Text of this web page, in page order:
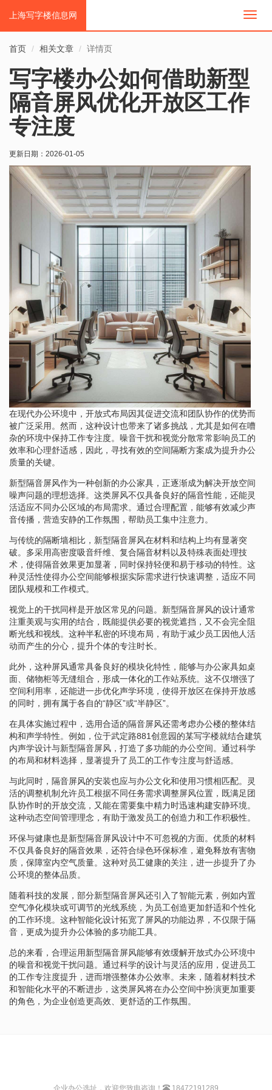
切
上海写字楼信息网
首页 相关文章 详情页
写字楼办公如何借助新型
隔音屏风优化开放区工作
专注度
更新日期： 2026-01-05
在现代办公环境中，开放式布局因其促进交流和团队协作的优势而
被广泛采用。然而，这种设计也带来了诸多挑战，尤其是如何在嘈
杂的环境中保持工作专注度。噪音干扰和视觉分散常常影响员工的
效率和心理舒适感，因此，寻找有效的空间隔断方案成为提升办公
质量的关键。
新型隔音屏风作为一种创新的办公家具，正逐渐成为解决开放空间
噪声问题的理想选择。这类屏风不仅具备良好的隔音性能，还能灵
活适应不同办公区域的布局需求。通过合理配置，能够有效减少声
音传播，营造安静的工作氛围，帮助员工集中注意力。
与传统的隔断墙相比，新型隔音屏风在材料和结构上均有显著突
破。多采用高密度吸音纤维、复合隔音材料以及特殊表面处理技
术，使得隔音效果更加显著，同时保持轻便和易于移动的特性。这
种灵活性使得办公空间能够根据实际需求进行快速调整，适应不同
团队规模和工作模式。
视觉上的干扰同样是开放区常见的问题。新型隔音屏风的设计通常
注重美观与实用的结合，既能提供必要的视觉遮挡，又不会完全阻
断光线和视线。这种半私密的环境布局，有助于减少员工因他人活
动而产生的分心，提升个体的专注时长。
此外，这种屏风通常具备良好的模块化特性，能够与办公家具如桌
面、储物柜等无缝组合，形成一体化的工作站系统。这不仅增强了
空间利用率，还能进一步优化声学环境，使得开放区在保持开放感
的同时，拥有属于各自的“静区”或“半静区”。
在具体实施过程中，选用合适的隔音屏风还需考虑办公楼的整体结
构和声学特性。例如，位于武定路881创意园的某写字楼就结合建筑
内声学设计与新型隔音屏风，打造了多功能的办公空间。通过科学
的布局和材料选择，显著提升了员工的工作专注度与舒适感。
与此同时，隔音屏风的安装也应与办公文化和使用习惯相匹配。灵
活的调整机制允许员工根据不同任务需求调整屏风位置，既满足团
队协作时的开放交流，又能在需要集中精力时迅速构建安静环境。
这种动态空间管理理念，有助于激发员工的创造力和工作积极性。
环保与健康也是新型隔音屏风设计中不可忽视的方面。优质的材料
不仅具备良好的隔音效果，还符合绿色环保标准，避免释放有害物
质，保障室内空气质量。这种对员工健康的关注，进一步提升了办
公环境的整体品质。
随着科技的发展，部分新型隔音屏风还引入了智能元素，例如内置
空气净化模块或可调节的光线系统，为员工创造更加舒适和个性化
的工作环境。这种智能化设计拓宽了屏风的功能边界，不仅限于隔
音，更成为提升办公体验的多功能工具。
总的来看，合理运用新型隔音屏风能够有效缓解开放式办公环境中
的噪音和视觉干扰问题。通过科学的设计与灵活的应用，促进员工
的工作专注度提升，进而增强整体办公效率。未来，随着材料技术
和智能化水平的不断进步，这类屏风将在办公空间中扮演更加重要
的角色，为企业创造更高效、更舒适的工作氛围。
企业办公选址，欢迎您致电咨询！ 18472191289